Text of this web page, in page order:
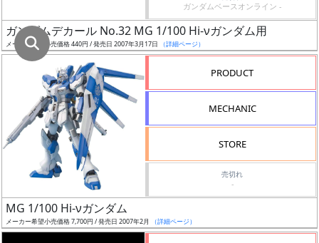
路
し
た
店
ガンダムベースオンライン -
ガンダムデカール No.32 MG 1/100 Hi-νガンダム用
メーカー希望小売価格 440円 / 発売日 2007年3月17日 （詳細ページ）
PRODUCT
MECHANIC
STORE
売切れ
-
MG 1/100 Hi-νガンダム
メーカー希望小売価格 7,700円 / 発売日 2007年2月 （詳細ページ）